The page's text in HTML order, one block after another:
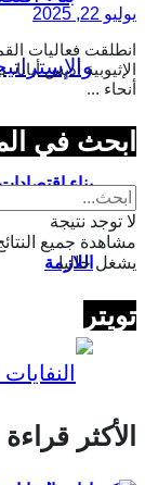
بناء
اللازمة
يوليو 22, 2025
انطلقت فعاليات
الإثيوبية أديس
أنحاء ...
ابحث في
لا توجد نتيجة
مشاهدة جميع
يشغل حاليا
تويتر
الأكثر